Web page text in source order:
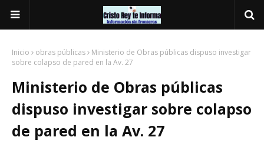
Inicio obras públicas
Ministerio de Obras públicas dispuso investigar
sobre colapso de pared en la Av. 27
Ministerio de Obras públicas
dispuso investigar sobre colapso
de pared en la Av. 27